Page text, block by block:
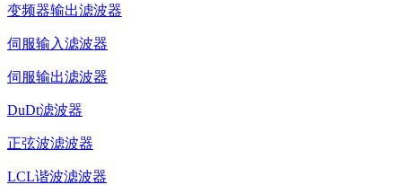
变频器输出滤波器
伺服输入滤波器
伺服输出滤波器
DuDt滤波器
正弦波滤波器
LCL谐波滤波器